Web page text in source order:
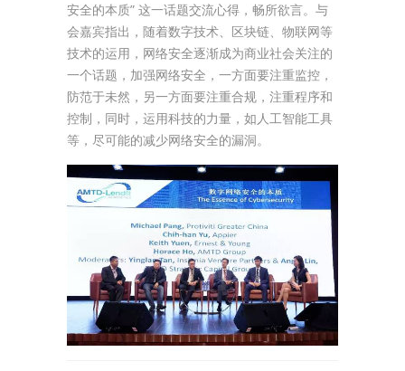
安全的本质” 这一话题交流心得，畅所欲言。与
会嘉宾指出，随着数字技术、区块链、物联网等
技术的运用，网络安全逐渐成为商业社会关注的
一个话题，加强网络安全，一方面要注重监控，
防范于未然，另一方面要注重合规，注重程序和
控制，同时，运用科技的力量，如人工智能工具
等，尽可能的减少网络安全的漏洞。